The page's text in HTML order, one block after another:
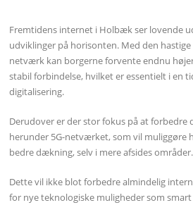
Fremtidens internet i Holbæk ser lovende
udviklinger på horisonten. Med den
netværk kan borgerne forvente endnu
stabil forbindelse, hvilket er essentielt i en
digitalisering.
Derudover er der stor fokus på at
herunder 5G-netværket, som vil muliggøre
bedre dækning, selv i mere afsides områder.
Dette vil ikke blot forbedre almindelig
for nye teknologiske muligheder som